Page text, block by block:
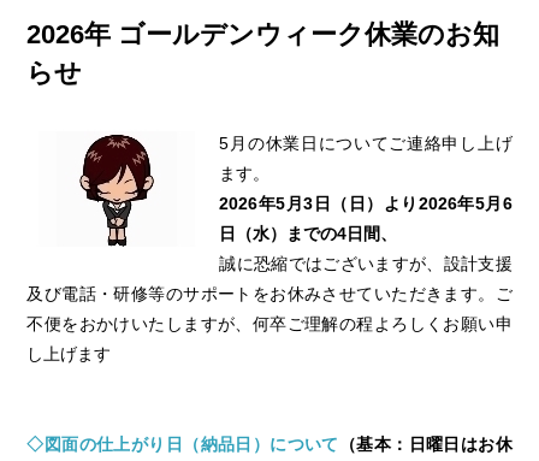
2026年 ゴールデンウィーク休業のお知
らせ
5月の休業日についてご連絡申し上げ
ます。
2026年5月3日（日）より2026年5月6
日（水）までの4日間、
誠に恐縮ではございますが、設計支援
及び電話・研修等のサポートをお休みさせていただきます。ご
不便をおかけいたしますが、何卒ご理解の程よろしくお願い申
し上げます
◇図面の仕上がり日（納品日）について
（基本：日曜日はお休